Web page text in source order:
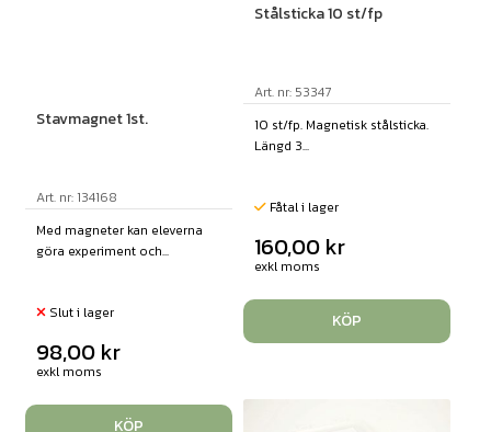
Stavmagnet 1st.
Art. nr: 134168
Med magneter kan eleverna
göra experiment och...
Slut i lager
98,00 kr
exkl moms
KÖP
Stålsticka 10 st/fp
Art. nr: 53347
10 st/fp. Magnetisk stålsticka.
Längd 3...
Fåtal i lager
160,00 kr
exkl moms
KÖP